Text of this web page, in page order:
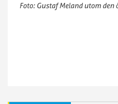
Foto: Gustaf Meland utom den